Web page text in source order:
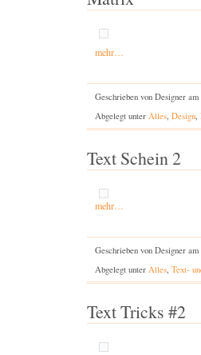
mehr…
Geschrieben von Designer
Abgelegt unter Alles, Design,
Text Schein 2
mehr…
Geschrieben von Designer
Abgelegt unter Alles, Text-
Text Tricks #2